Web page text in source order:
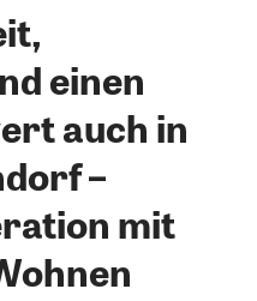
einen
auch in
–
mit